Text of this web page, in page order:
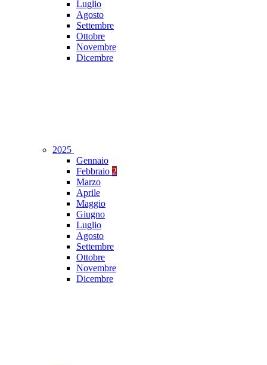
Luglio
Agosto
Settembre
Ottobre
Novembre
Dicembre
2025
Gennaio
Febbraio 2
Marzo
Aprile
Maggio
Giugno
Luglio
Agosto
Settembre
Ottobre
Novembre
Dicembre